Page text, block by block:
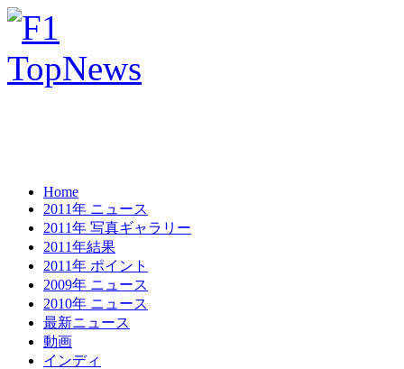
Home
2011年 ニュース
2011年 写真ギャラリー
2011年結果
2011年 ポイント
2009年 ニュース
2010年 ニュース
最新ニュース
動画
インディ